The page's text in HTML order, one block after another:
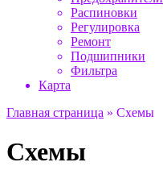
Распиновки
Регулировка
Ремонт
Подшипники
Фильтра
Карта
Главная страница » Схемы
Схемы